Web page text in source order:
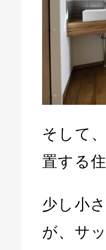
そして
置する
少し小
が、サ